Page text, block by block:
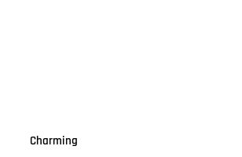
Charming